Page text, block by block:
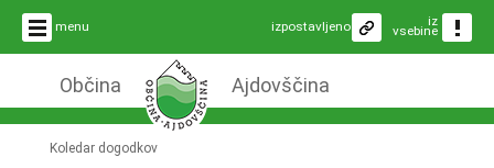
menu iz
vsebine
izpostavljeno
Občina Ajdovščina
Koledar dogodkov